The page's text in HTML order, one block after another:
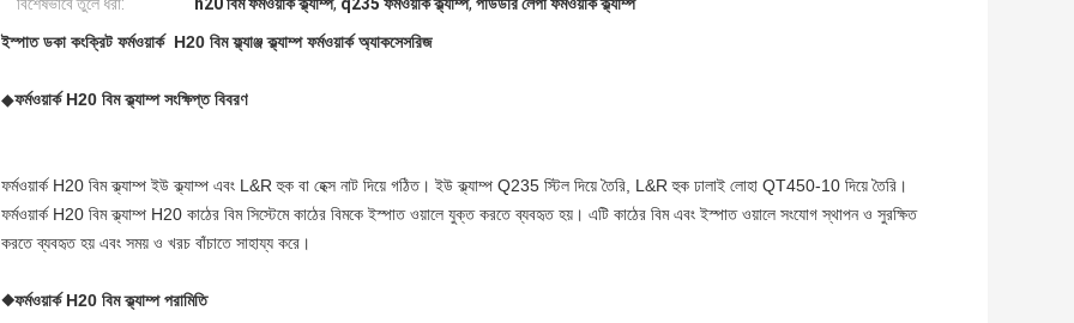
বিশেষভাবে তুলে ধরা: h20 বিম ফর্মওয়ার্ক ক্ল্যাম্প, q235 ফর্মওয়ার্ক ক্ল্যাম্প, পাউডার লেপা ফর্মওয়ার্ক ক্ল্যাম্প
ইস্পাত ডকা কংক্রিট ফর্মওয়ার্ক H20 বিম ফ্ল্যাঞ্জ ক্ল্যাম্প ফর্মওয়ার্ক অ্যাকসেসরিজ
◆ফর্মওয়ার্ক H20 বিম ক্ল্যাম্পসংক্ষিপ্ত বিবরণ
ফর্মওয়ার্ক H20 বিম ক্ল্যাম্প ইউ ক্ল্যাম্প এবং L&R হুক বা হেক্স নাট দিয়ে গঠিত। ইউ ক্ল্যাম্প Q235 স্টিল দিয়ে তৈরি, L&R হুক ঢালাই লোহা QT450-10 দিয়ে তৈরি।
ফর্মওয়ার্ক H20 বিম ক্ল্যাম্প H20 কাঠের বিম সিস্টেমে কাঠের বিমকে ইস্পাত ওয়ালে যুক্ত করতে ব্যবহৃত হয়। এটি কাঠের বিম এবং ইস্পাত ওয়ালে সংযোগ স্থাপন ও সুরক্ষিত
করতে ব্যবহৃত হয় এবং সময় ও খরচ বাঁচাতে সাহায্য করে।
◆ফর্মওয়ার্ক H20 বিম ক্ল্যাম্প পরামিতি